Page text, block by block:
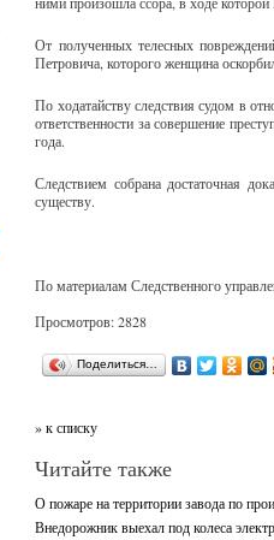
От полученных телесных
Петровича, которого женщина
По ходатайству следствия судом в
ответственности за совершение
года.
Следствием собрана достаточная
существу.
По материалам Следственного
Просмотров: 2828
Поделиться…
» к списку
Читайте также
О пожаре на территории завода по
Внедорожник выехал под колеса